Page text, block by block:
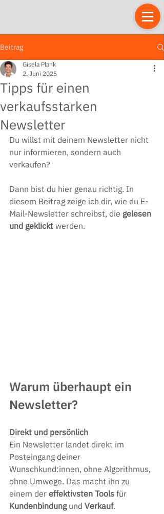
Beitrag
Tipps für einen
verkaufsstarken
Newsletter
Gisela Plank
2. Juni 2025
Du willst mit deinem Newsletter nicht
nur informieren, sondern auch
verkaufen?
Dann bist du hier genau richtig. In
diesem Beitrag zeige ich dir, wie du E-
Mail-Newsletter schreibst, die gelesen
und geklickt werden.
Warum überhaupt ein
Newsletter?
Direkt und persönlich
Ein Newsletter landet direkt im
Posteingang deiner
Wunschkund:innen, ohne Algorithmus,
ohne Umwege. Das macht ihn zu
einem der effektivsten Tools für
Kundenbindung und Verkauf.